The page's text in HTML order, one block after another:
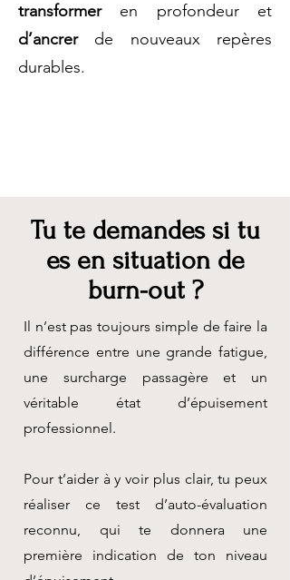
transformer en profondeur et
d’ancrerde nouveaux repères
durables.
Tu te demandes si tu
es en situation de
burn-out ?
Il n’est pas toujours simple de faire la
différence entre une grande fatigue,
une surcharge passagère et un
véritable état d’épuisement
professionnel.
Pour t’aider à y voir plus clair, tu peux
réaliser ce test d’auto-évaluation
reconnu, qui te donnera une
première indication de ton niveau